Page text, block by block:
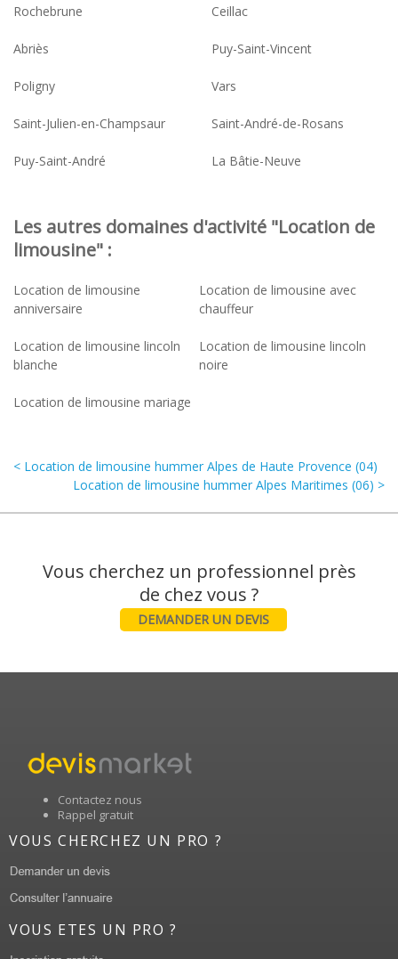
Rochebrune Ceillac
Abriès Puy-Saint-Vincent
Poligny Vars
Saint-Julien-en-Champsaur Saint-André-de-Rosans
Puy-Saint-André La Bâtie-Neuve
Les autres domaines d'activité "Location de
limousine" :
Location de limousine
anniversaire
Location de limousine avec
chauffeur
Location de limousine lincoln
blanche
Location de limousine lincoln
noire
Location de limousine mariage
< Location de limousine hummer Alpes de Haute Provence (04)
Location de limousine hummer Alpes Maritimes (06) >
Vous cherchez un professionnel près
DEMANDER UN DEVIS
Contactez nous
Rappel gratuit
VOUS CHERCHEZ UN PRO ?
VOUS ETES UN PRO ?